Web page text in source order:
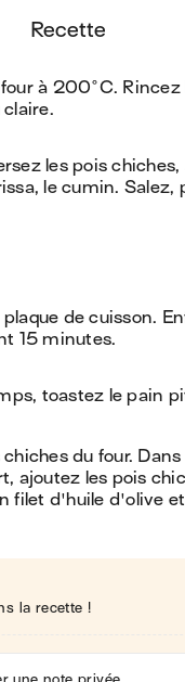
recette
à 200°C. Rincez
les pois
le cumin. Salez,
plaque de cuisson.
15 minutes.
toastez le pain
du four.
ajoutez les pois
filet d'huile d'olive
la recette !